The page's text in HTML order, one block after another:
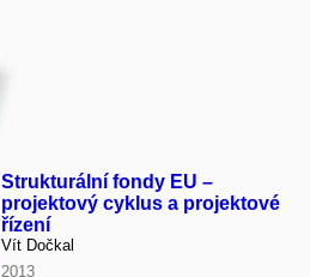
Strukturální fondy EU –
projektový cyklus a projektové
řízení
Vít Dočkal
2013